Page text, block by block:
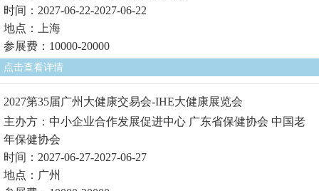
时间：2027-06-22-2027-06-22
地点：上海
参展费：10000-20000
点击查看详情
2027第35届广州大健康交易会-IHE大健康展览会
主办方：中小企业合作发展促进中心 广东省保健协会 中国老
年保健协会
时间：2027-06-27-2027-06-27
地点：广州